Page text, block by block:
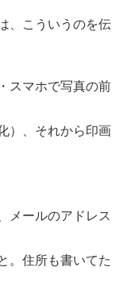
、こういうのを伝
スマホで写真の前
）、それから印画
メールのアドレス
。住所も書いてた